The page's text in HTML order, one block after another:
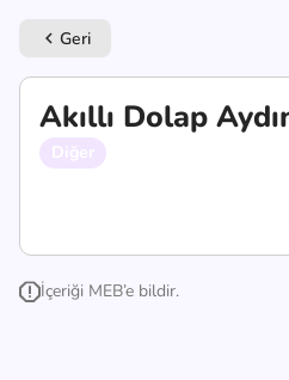
keyboard_arrow_left Geri
Akıllı Dolap
Diğer
İçeriği MEB’e bildir.